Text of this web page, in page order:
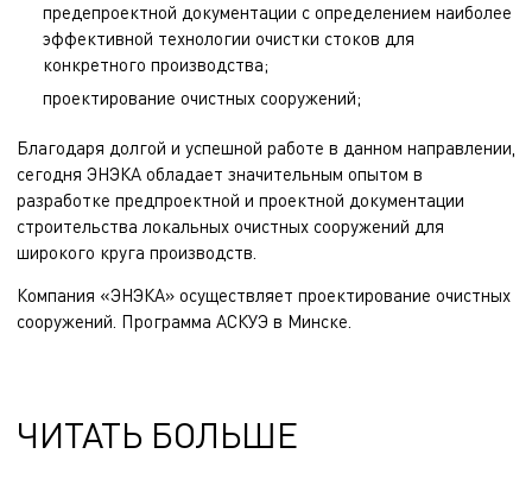
предепроектной документации с определением наиболее
эффективной технологии очистки стоков для
конкретного производства;
проектирование очистных сооружений;
Благодаря долгой и успешной работе в данном направлении,
сегодня ЭНЭКА обладает значительным опытом в
разработке предпроектной и проектной документации
строительства локальных очистных сооружений для
широкого круга производств.
Компания «ЭНЭКА» осуществляет проектирование очистных
сооружений Программа АСКУЭ в Минске.
ЧИТАТЬ БОЛЬШЕ